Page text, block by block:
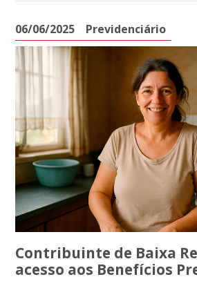
06/06/2025 Previdenciário
Contribuinte de Baixa
acesso aos Benefícios